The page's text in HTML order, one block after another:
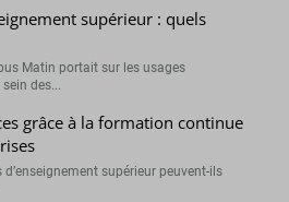
supérieur : quels
Matin portait sur les usages
des...
grâce à la formation continue
supérieur peuvent-ils